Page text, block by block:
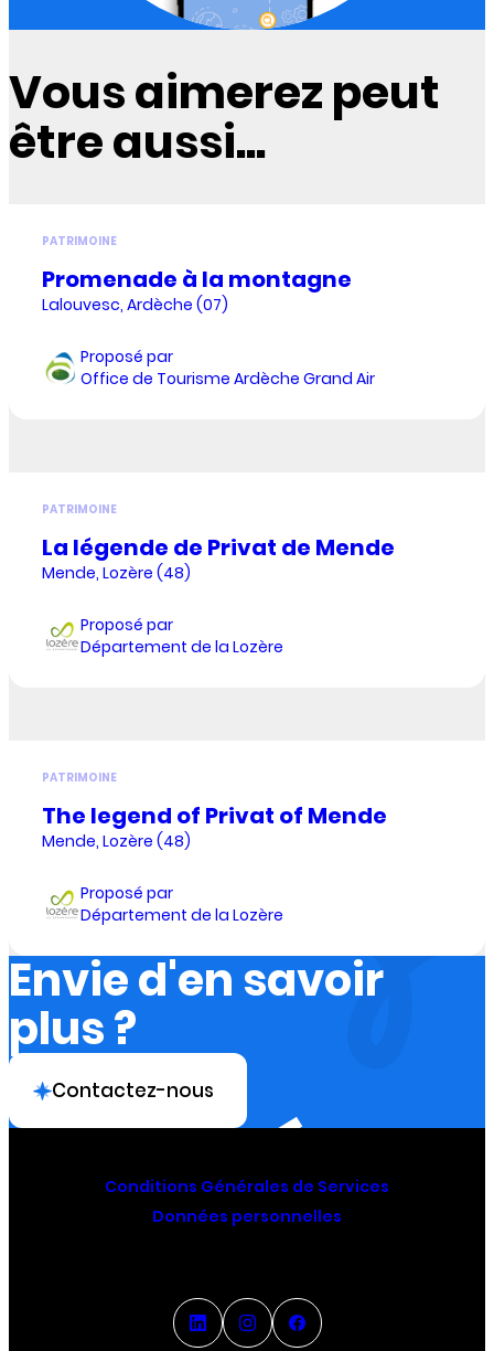
Vous aimerez peut
être aussi...
PATRIMOINE
Promenade à la montagne
Lalouvesc, Ardèche (07)
Proposé par
Office de Tourisme Ardèche Grand Air
PATRIMOINE
La légende de Privat de Mende
Mende, Lozère (48)
Proposé par
Département de la Lozère
PATRIMOINE
The legend of Privat of Mende
Mende, Lozère (48)
Proposé par
Département de la Lozère
Envie d'en savoir
plus ?
Contactez-nous
Conditions Générales de Services
Données personnelles